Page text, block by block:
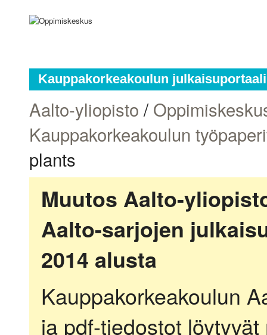
Kauppakorkeakoulun julkaisuportaali
Aalto-yliopisto /
Kauppakorkeakoulun
plants
Muutos Aalto-
Aalto-sarjojen
2014 alusta
Kauppakorkeakoulun
ja pdf-tiedostot